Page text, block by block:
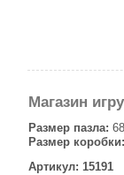
Магазин
Размер пазла:
Размер коробки:
Артикул: 15191